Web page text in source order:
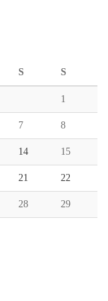
S S
1
7 8
14 15
21 22
28 29